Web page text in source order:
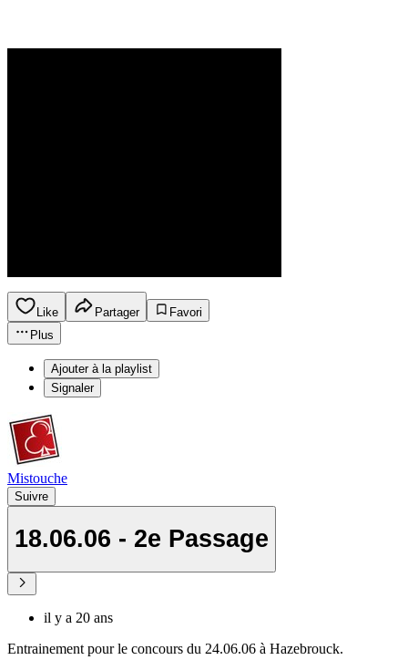
Like Partager
Favori
Plus
Ajouter à la playlist
Signaler
Mistouche
Suivre
18.06.06 - 2e Passage
il y a 20 ans
Entrainement pour le concours du 24.06.06 à Hazebrouck.